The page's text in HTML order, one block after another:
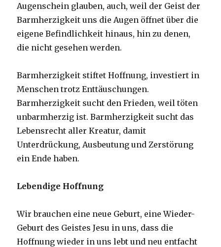
Augenschein glauben, auch, weil der Geist der
Barmherzigkeit uns die Augen öffnet über die
eigene Befindlichkeit hinaus, hin zu denen,
die nicht gesehen werden.
Barmherzigkeit stiftet Hoffnung, investiert in
Menschen trotz Enttäuschungen.
Barmherzigkeit sucht den Frieden, weil töten
unbarmherzig ist. Barmherzigkeit sucht das
Lebensrecht aller Kreatur, damit
Unterdrückung, Ausbeutung und Zerstörung
ein Ende haben.
Lebendige Hoffnung
Wir brauchen eine neue Geburt, eine Wieder-
Geburt des Geistes Jesu in uns, dass die
Hoffnung wieder in uns lebt und neu entfacht